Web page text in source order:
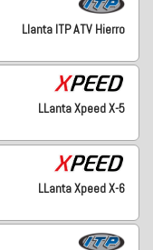
Llanta ITP ATV Hierro
LLanta Xpeed X-5
LLanta Xpeed X-6